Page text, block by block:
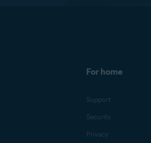
For home
Support
Security
Privacy